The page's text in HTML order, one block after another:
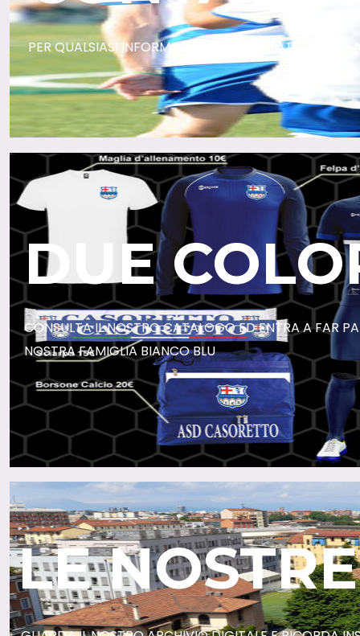
PER QUALSIASI INFORMAZIONE NON ESITATE A
DUE
CONSULTA IL NOSTRO CATALOGO ED ENTRA A FAR
NOSTRA FAMIGLIA BIANCO BLU
LE